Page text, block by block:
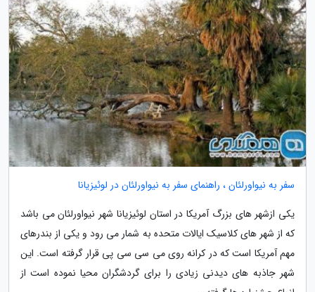
سفر به نیواورلئان ، راهنمای سفر به نیواورلئان در لوئیزیانا
یکی ازشهر های بزرگ آمریکا در استان لوئیزیانا شهر نیواورلئان می باشد
که از شهر های کلاسیک ایالات متحده به شمار می رود و یکی از بندرهای
مهم آمریکا است که در کرانه روی می سی سی پی قرار گرفته است. این
شهر جاذبه های دیدنی زیادی را برای گردشگران محیا نموده است از